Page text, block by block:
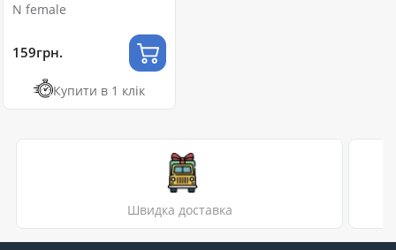
N female
159грн.
Купити в 1 клік
Швидка доставка